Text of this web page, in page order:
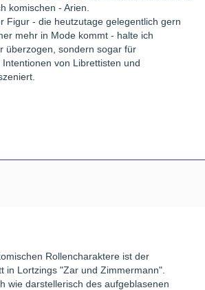
komischen - Arien.
Figur - die heutzutage gelegentlich gern
mehr in Mode kommt - halte ich
überzogen, sondern sogar für
von Librettisten und
Rollencharaktere ist der
in Lortzings "Zar und Zimmermann".
wie darstellerisch des aufgeblasenen